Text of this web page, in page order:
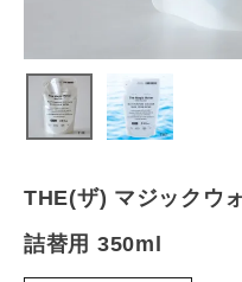
インナー・下着・ナイトウ
キッズ・ベビー・マタニティ
キッチン用品
フード・ドリンク
ブランド
THE(ザ) マジックウ
詰替用 350ml